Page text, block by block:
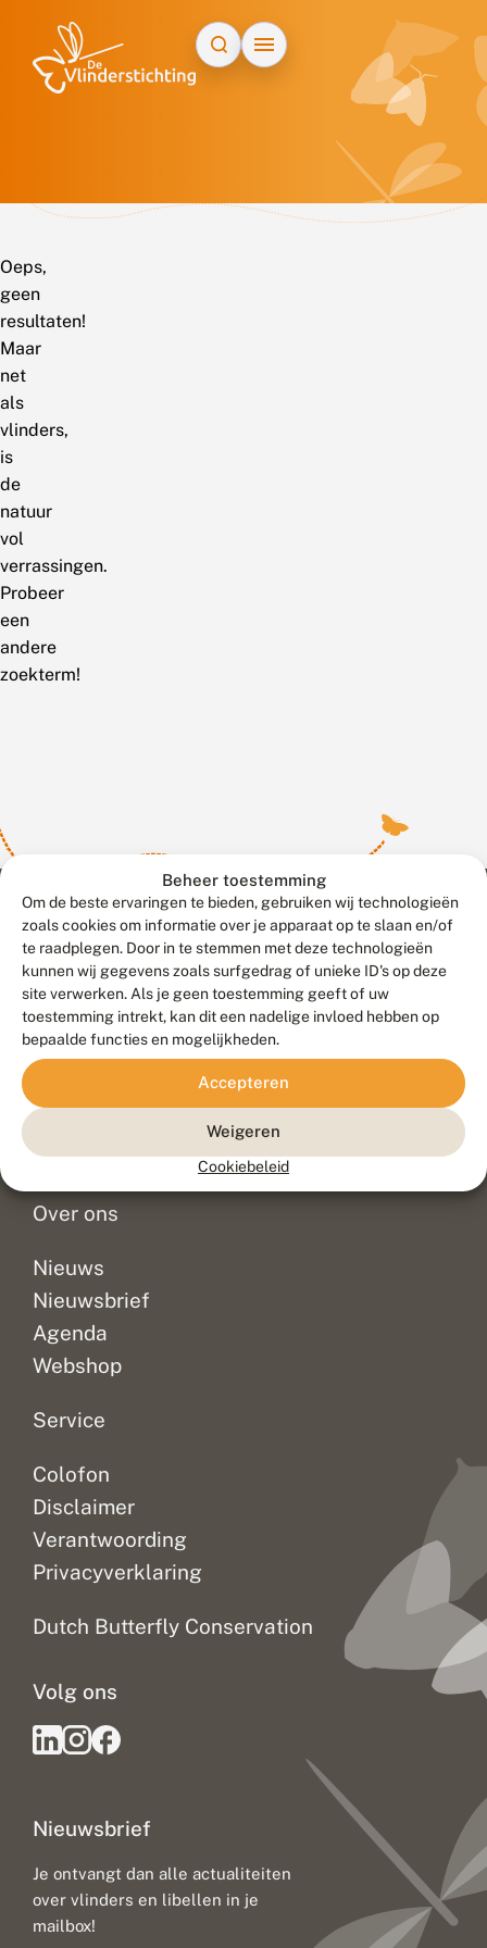
Beheer toestemming
Om de beste ervaringen te bieden, gebruiken wij technologieën
zoals cookies om informatie over je apparaat op te slaan en/of
te raadplegen. Door in te stemmen met deze technologieën
kunnen wij gegevens zoals surfgedrag of unieke ID's op deze
site verwerken. Als je geen toestemming geeft of uw
toestemming intrekt, kan dit een nadelige invloed hebben op
bepaalde functies en mogelijkheden.
Accepteren
Weigeren
Cookiebeleid
Oeps,
geen
resultaten!
Maar
net
als
vlinders,
is
de
natuur
vol
verrassingen.
Probeer
een
andere
zoekterm!
Contact
Veelgestelde vragen
Doneer
Over ons
Nieuws
Nieuwsbrief
Agenda
Webshop
Service
Colofon
Disclaimer
Verantwoording
Privacyverklaring
Dutch Butterfly Conservation
Nieuwsbrief
Je ontvangt dan alle actualiteiten
over vlinders en libellen in je
mailbox!
Volg ons
Meld waarnemingen© 2026 Vlinderstichting
Duurzaam ontwikkeld door
Go2People
, ontworpen door
Blue Field Agency
Privacy
Disclaimer
Sitemap